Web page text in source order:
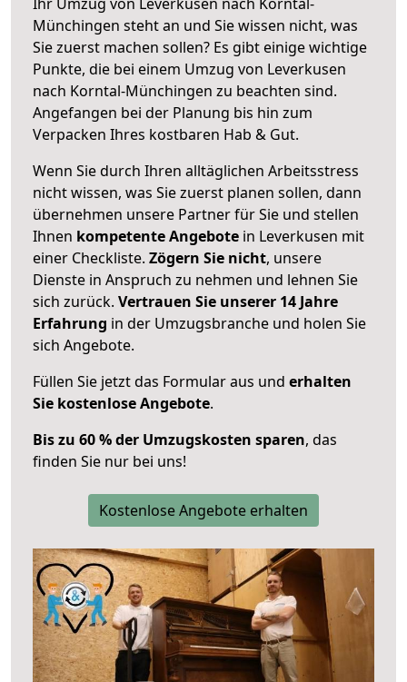
Münchingen steht an und Sie wissen nicht, was
Sie zuerst machen sollen? Es gibt einige wichtige
Punkte, die bei einem Umzug von Leverkusen
nach Korntal-Münchingen zu beachten sind.
Angefangen bei der Planung bis hin zum
Verpacken Ihres kostbaren Hab & Gut.
Wenn Sie durch Ihren alltäglichen Arbeitsstress
nicht wissen, was Sie zuerst planen sollen, dann
übernehmen unsere Partner für Sie und stellen
Ihnen kompetente Angebote in Leverkusen mit
einer Checkliste. Zögern Sie nicht, unsere
Dienste in Anspruch zu nehmen und lehnen Sie
sich zurück. Vertrauen Sie unserer 14 Jahre
Erfahrung in der Umzugsbranche und holen Sie
sich Angebote.
Füllen Sie jetzt das Formular aus und erhalten
Sie kostenlose Angebote.
Bis zu 60 % der Umzugskosten sparen, das
finden Sie nur bei uns!
Kostenlose Angebote erhalten